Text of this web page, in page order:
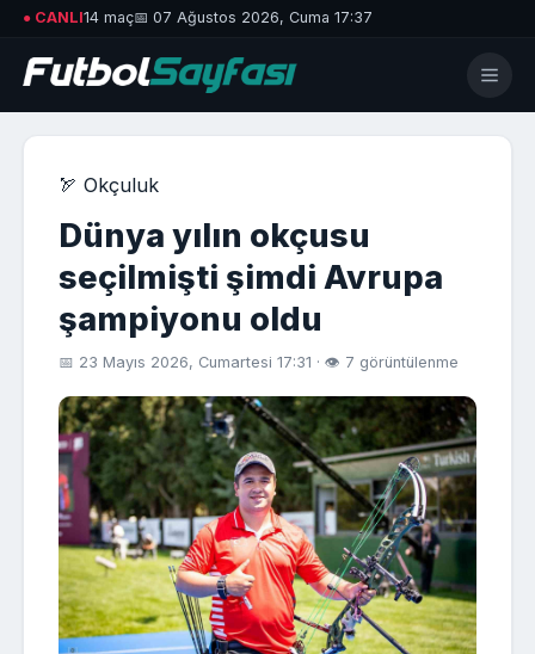
● CANLI14 maç📅 07 Ağustos 2026, Cuma 17:37
🏹 Okçuluk
Dünya yılın okçusu
seçilmişti şimdi Avrupa
şampiyonu oldu
📅 23 Mayıs 2026, Cumartesi 17:31 · 👁 7 görüntülenme